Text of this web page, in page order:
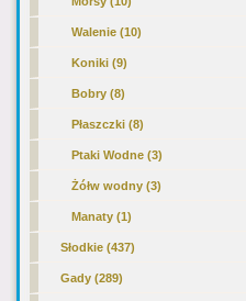
Walenie (10)
Koniki (9)
Bobry (8)
Płaszczki (8)
Ptaki Wodne (3)
Żółw wodny (3)
Manaty (1)
Słodkie (437)
Gady (289)